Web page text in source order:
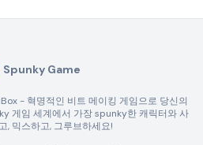
Spunky Game
- 혁명적인 비트 메이킹 게임으로 당신의
게임 세계에서 가장 spunky한 캐릭터와 사
, 믹스하고, 그루브하세요!